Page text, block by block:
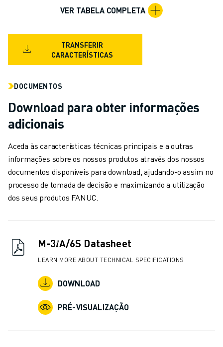
CARREGAMENTO DE MÁQUINAS
PINTURA
PALETIZAÇÃO
SOLDADURA POR PONTOS
CORTE A FIO EDM
SERVIÇO AO CLIENTE
ATENDIMENTO AO CLIENTE
CAMPO & MANUTENÇÃO
SUPORTE TÉCNICO REMOTO
PEÇAS DE SUBSTITUIÇÃO
REMANUFACTURAÇÃO
FERRAMENTAS DIGITAIS DE SERVIÇO
FORMAÇÃO & EDUCAÇÃO
FANUC ACADEMY
SOLUÇÕES PARA INDÚSTRIAS
SOLUÇÕES PARA SECTOR EDUCATIVO
WORLDSKILLS & JOVENS TALENTOS
EVENTOS EDUCATIVOS
NOTÍCIAS
VER TABELA COMPLETA
TRANSFERIR
CARACTERÍSTICAS
DOCUMENTOS
Download para obter informações
adicionais
Aceda às características técnicas principais e a outras
informações sobre os nossos produtos através dos nossos
documentos disponíveis para download, ajudando-o assim no
processo de tomada de decisão e maximizando a utilização
dos seus produtos FANUC.
M-3𝑖A/6S Datasheet
LEARN MORE ABOUT TECHNICAL SPECIFICATIONS
DOWNLOAD
PRÉ-VISUALIZAÇÃO